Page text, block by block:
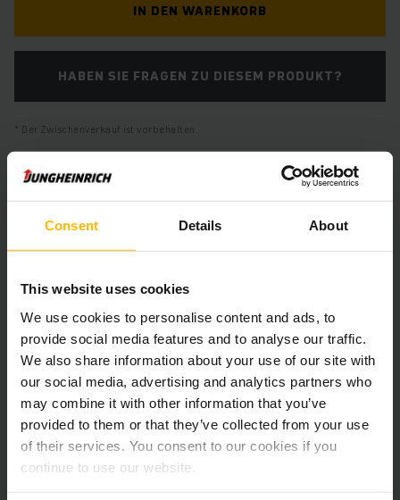
Consent Details About
This website uses cookies
We use cookies to personalise content and ads, to
provide social media features and to analyse our traffic.
We also share information about your use of our site with
our social media, advertising and analytics partners who
may combine it with other information that you’ve
provided to them or that they’ve collected from your use
of their services. You consent to our cookies if you
continue to use our website.
IN DEN WARENKORB
HABEN SIE FRAGEN ZU DIESEM PRODUKT?
Der Zwischenverkauf ist vorbehalten.
Produktinformationen
Der folgende Abschnitt bietet eine umfassende
Ausstattungen des Fahrzeugs.
Technische Daten
Batterie Blei-Säure, 48 V / 775 Ah
Batterie Aufarbeitungsjahr 2025
Baujahr